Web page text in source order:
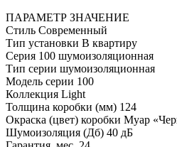
ПАРАМЕТР ЗНАЧЕНИЕ
Стиль Современный
Тип установки В квартиру
Серия 100 шумоизоляционная
Тип серии шумоизоляционная
Модель серии 100
Коллекция Light
Толщина коробки (мм) 124
Окраска (цвет) коробки Муар
Шумоизоляция (Дб) 40 дБ